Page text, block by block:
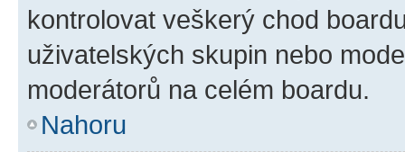
kontrolovat veškerý chod
uživatelských skupin nebo
moderátorů na celém boardu.
Nahoru